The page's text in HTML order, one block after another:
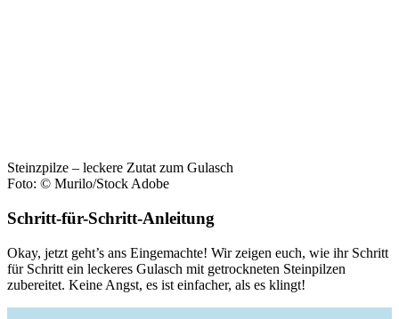
Steinzpilze – leckere Zutat zum Gulasch
Foto: © Murilo/Stock Adobe
Schritt-für-Schritt-Anleitung
Okay, jetzt geht’s ans Eingemachte! Wir zeigen euch, wie ihr Schritt
für Schritt ein leckeres Gulasch mit getrockneten Steinpilzen
zubereitet. Keine Angst, es ist einfacher, als es klingt!